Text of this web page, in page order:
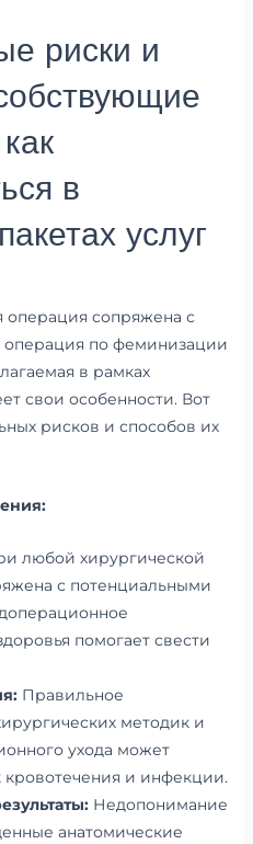
риски и
в
услуг
операция сопряжена с
по феминизации
в рамках
свои особенности. Вот
рисков и способов их
любой хирургической
с потенциальными
помогает свести
Правильное
методик и
ухода может
кровотечения и инфекции.
Недопонимание
анатомические